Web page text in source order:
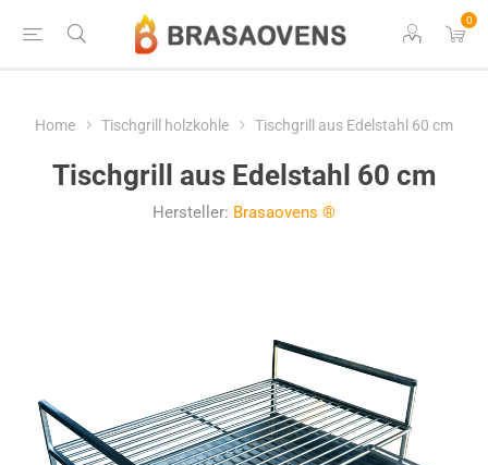
0
Home Tischgrill holzkohle Tischgrill aus Edelstahl 60 cm
Tischgrill aus Edelstahl 60 cm
Hersteller: Brasaovens ®